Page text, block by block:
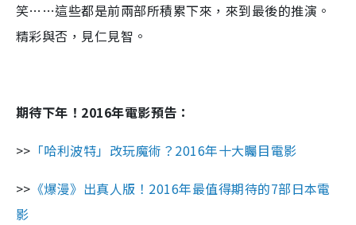
笑……這些都是前兩部所積累下來，來到最後的推演。
精彩與否，見仁見智。
期待下年！2016年電影預告：
>> 「哈利波特」改玩魔術？2016年十大矚目電影
>> 《爆漫》出真人版！2016年最值得期待的7部日本電
影